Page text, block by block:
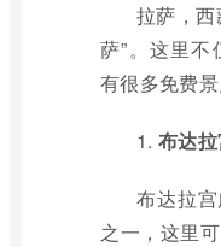
拉萨，西
萨”。这里
有很多免费景
1. 布达
布达拉
之一，这里